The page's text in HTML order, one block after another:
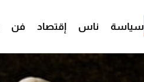
سياسة ناس إقتصاد فن